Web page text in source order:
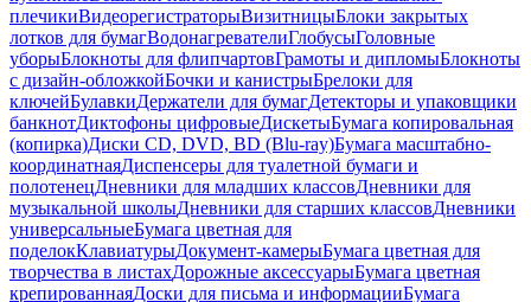
плечикиВидеорегистраторыВизитницыБлоки закрытых
лотков для бумагВодонагревателиГлобусыГоловные
уборыБлокноты для флипчартовГрамоты и дипломыБлокноты
с дизайн-обложкойБочки и канистрыБрелоки для
ключейБулавкиДержатели для бумагДетекторы и упаковщики
банкнотДиктофоны цифровыеДискетыБумага копировальная
(копирка)Диски CD, DVD, BD (Blu-ray)Бумага масштабно-
координатнаяДиспенсеры для туалетной бумаги и
полотенецДневники для младших классовДневники для
музыкальной школыДневники для старших классовДневники
универсальныеБумага цветная для
поделокКлавиатурыДокумент-камерыБумага цветная для
творчества в листахДорожные аксессуарыБумага цветная
крепированнаяДоски для письма и информацииБумага